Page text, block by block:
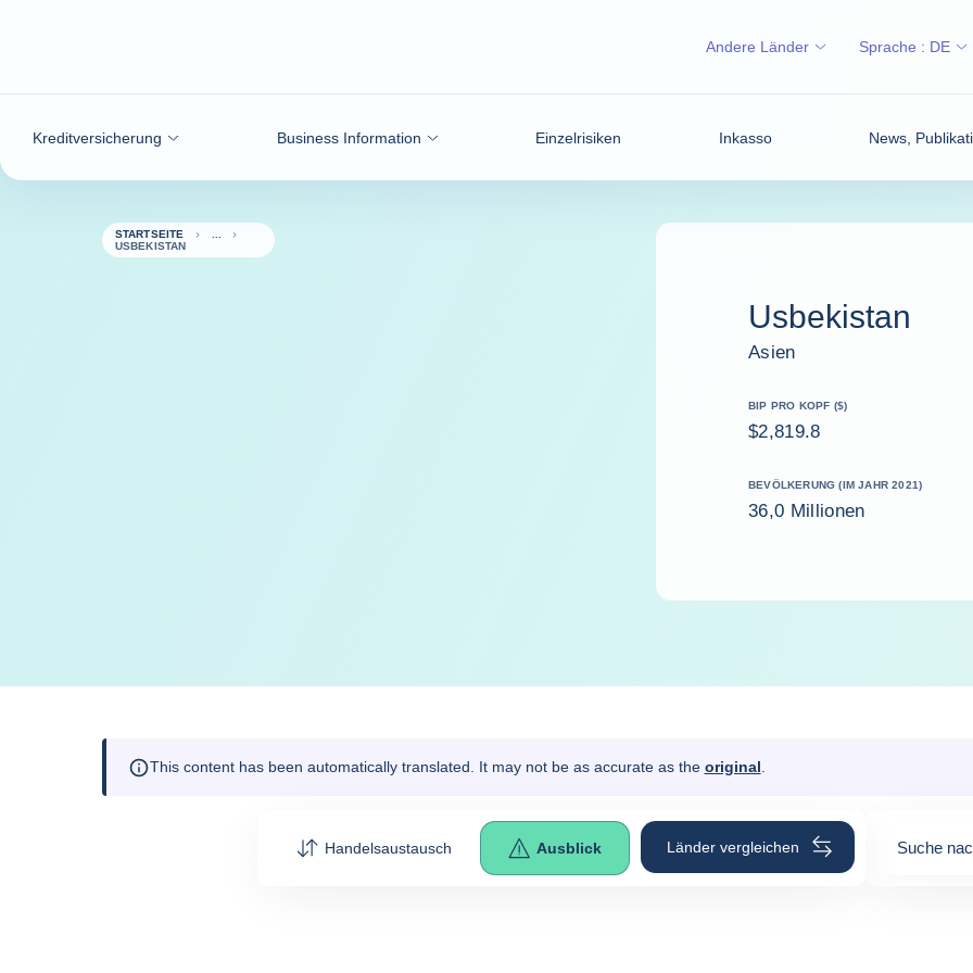
Kreditversicherung Business Information Einzelrisiken Inkasso News,
Andere Länder Sprache : DE
STARTSEITE
USBEKISTAN
Usbekistan
Asien
BIP PRO KOPF ($)
$2,819.8
BEVÖLKERUNG (IM JAHR 2021)
36,0 Millionen
This content has been automatically translated. It may not be as accurate as the original
Handelsaustausch Ausblick Länder vergleichen Suche